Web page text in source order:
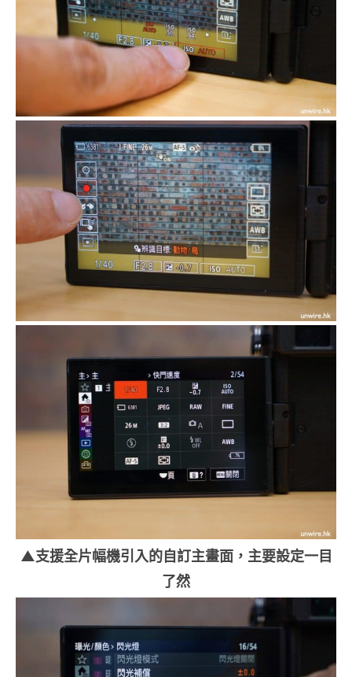
▲支援全片幅機引入的自訂主畫面，主要設定一目
了然